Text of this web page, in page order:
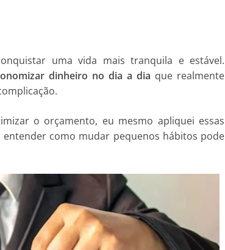
uma vida mais tranquila e estável.
dinheiro no dia a dia que realmente
o orçamento, eu mesmo apliquei essas
como mudar pequenos hábitos pode